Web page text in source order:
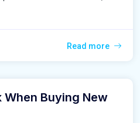
Read more
When Buying New